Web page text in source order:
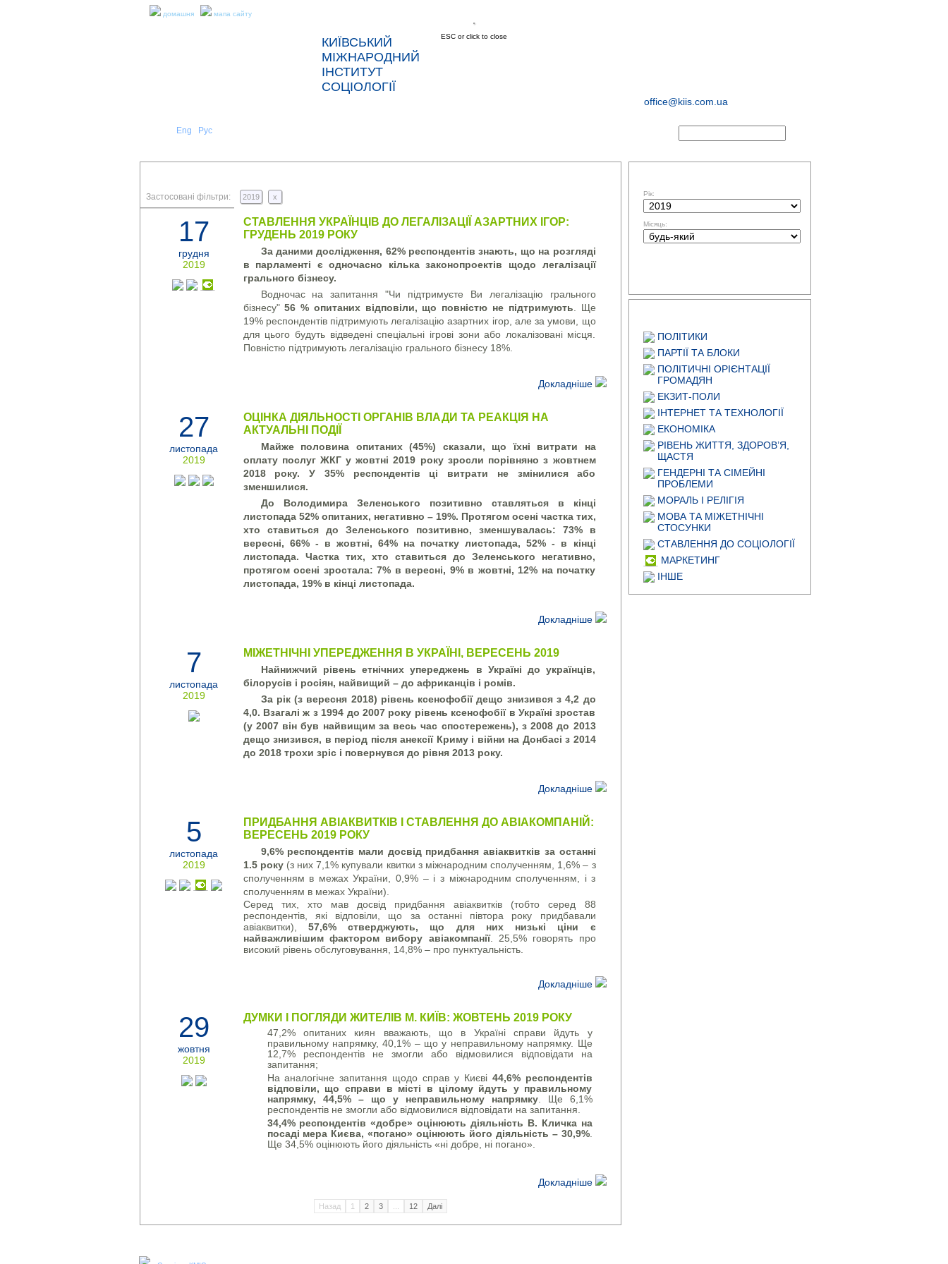
домашня мапа сайту
КИЇВСЬКИЙ
МІЖНАРОДНИЙ
ІНСТИТУТ
СОЦІОЛОГІЇ
office@kiis.com.ua
Eng Рус
ESC or click to close
Застосовані фільтри: 2019 x
17
грудня
2019
СТАВЛЕННЯ УКРАЇНЦІВ ДО ЛЕГАЛІЗАЦІЇ АЗАРТНИХ ІГОР:
ГРУДЕНЬ 2019 РОКУ
За даними дослідження, 62% респондентів знають, що на розгляді
в парламенті є одночасно кілька законопроектів щодо легалізації
грального бізнесу.
Водночас на запитання "Чи підтримуєте Ви легалізацію грального
бізнесу"56 % опитаних відповіли, що повністю не підтримують . Ще
19% респондентів підтримують легалізацію азартних ігор, але за умови, що
для цього будуть відведені спеціальні ігрові зони або локалізовані місця.
Повністю підтримують легалізацію грального бізнесу 18%.
Докладніше
27
листопада
2019
ОЦІНКА ДІЯЛЬНОСТІ ОРГАНІВ ВЛАДИ ТА РЕАКЦІЯ НА
АКТУАЛЬНІ ПОДІЇ
Майже половина опитаних (45%) сказали, що їхні витрати на
оплату послуг ЖКГ у жовтні 2019 року зросли порівняно з жовтнем
2018 року. У 35% респондентів ці витрати не змінилися або
зменшилися.
До Володимира Зеленського позитивно ставляться в кінці
листопада 52% опитаних, негативно – 19%. Протягом осені частка тих,
хто ставиться до Зеленського позитивно, зменшувалась: 73% в
вересні, 66% - в жовтні, 64% на початку листопада, 52% - в кінці
листопада. Частка тих, хто ставиться до Зеленського негативно,
протягом осені зростала: 7% в вересні, 9% в жовтні, 12% на початку
листопада, 19% в кінці листопада.
Докладніше
7
листопада
2019
МІЖЕТНІЧНІ УПЕРЕДЖЕННЯ В УКРАЇНІ, ВЕРЕСЕНЬ 2019
Найнижчий рівень етнічних упереджень в Україні до українців,
білорусів і росіян, найвищий – до африканців і ромів.
За рік (з вересня 2018) рівень ксенофобії дещо знизився з 4,2 до
4,0. Взагалі ж з 1994 до 2007 року рівень ксенофобії в Україні зростав
(у 2007 він був найвищим за весь час спостережень), з 2008 до 2013
дещо знизився, в період після анексії Криму і війни на Донбасі з 2014
до 2018 трохи зріс і повернувся до рівня 2013 року.
Докладніше
5
листопада
2019
ПРИДБАННЯ АВІАКВИТКІВ І СТАВЛЕННЯ ДО АВІАКОМПАНІЙ:
ВЕРЕСЕНЬ 2019 РОКУ
9,6% респондентів мали досвід придбання авіаквитків за останні
1.5 року (з них 7,1% купували квитки з міжнародним сполученням, 1,6% – з
сполученням в межах України, 0,9% – і з міжнародним сполученням, і з
сполученням в межах України).
Серед тих, хто мав досвід придбання авіаквитків (тобто серед 88
респондентів, які відповіли, що за останні півтора року придбавали
авіаквитки), 57,6% стверджують, що для них низькі ціни є
найважливішим фактором вибору авіакомпанії. 25,5% говорять про
високий рівень обслуговування, 14,8% – про пунктуальність.
Докладніше
29
жовтня
2019
ДУМКИ І ПОГЛЯДИ ЖИТЕЛІВ М. КИЇВ: ЖОВТЕНЬ 2019 РОКУ
47,2% опитаних киян вважають, що в Україні справи йдуть у
правильному напрямку, 40,1% – що у неправильному напрямку. Ще
12,7% респондентів не змогли або відмовилися відповідати на
запитання;
На аналогічне запитання щодо справ у Києві 44,6% респондентів
відповіли, що справи в місті в цілому йдуть у правильному
напрямку, 44,5% – що у неправильному напрямку. Ще 6,1%
респондентів не змогли або відмовилися відповідати на запитання.
34,4% респондентів «добре» оцінюють діяльність В. Кличка на
посаді мера Києва, «погано» оцінюють його діяльність – 30,9%.
Ще 34,5% оцінюють його діяльність «ні добре, ні погано».
Докладніше
Назад 1 2 3 12 Далі
Рік:
Місяць:
ПОЛІТИКИ
ПАРТІЇ ТА БЛОКИ
ПОЛІТИЧНІ ОРІЄНТАЦІЇ
ГРОМАДЯН
ЕКЗИТ-ПОЛИ
ІНТЕРНЕТ ТА ТЕХНОЛОГІЇ
ЕКОНОМІКА
РІВЕНЬ ЖИТТЯ, ЗДОРОВ’Я,
ЩАСТЯ
ГЕНДЕРНІ ТА СІМЕЙНІ
ПРОБЛЕМИ
МОРАЛЬ І РЕЛІГІЯ
МОВА ТА МІЖЕТНІЧНІ
СТОСУНКИ
СТАВЛЕННЯ ДО СОЦІОЛОГІЇ
МАРКЕТИНГ
ІНШЕ